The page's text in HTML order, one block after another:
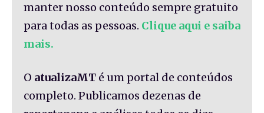
manter nosso conteúdo sempre gratuito
para todas as pessoas. Clique aqui e saiba
mais.
O atualizaMT é um portal de conteúdos
completo. Publicamos dezenas de